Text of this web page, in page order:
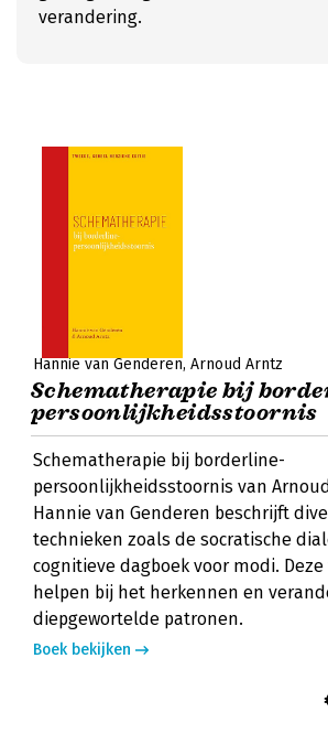
verandering.
Hannie van Genderen Arnoud Arntz
Schematherapie bij
persoonlijkheidsstoornis
Schematherapie bij borderline-
persoonlijkheidsstoornis van
Hannie van Genderen beschrijft
technieken zoals de socratische
cognitieve dagboek voor modi.
helpen bij het herkennen en
diepgewortelde patronen.
Boek bekijken